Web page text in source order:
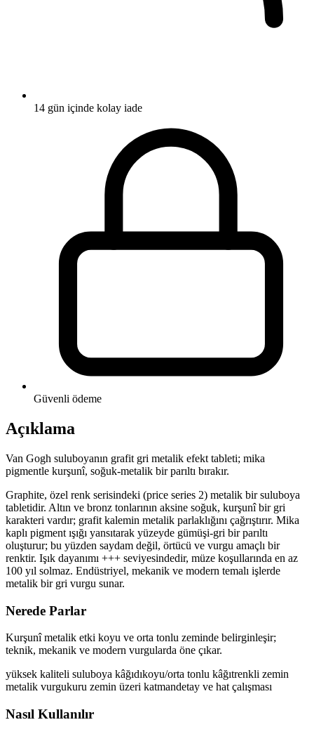
14 gün içinde kolay iade
Güvenli ödeme
Açıklama
Van Gogh suluboyanın grafit gri metalik efekt tableti; mika
pigmentle kurşunî, soğuk-metalik bir parıltı bırakır.
Graphite, özel renk serisindeki (price series 2) metalik bir suluboya
tabletidir. Altın ve bronz tonlarının aksine soğuk, kurşunî bir gri
karakteri vardır; grafit kalemin metalik parlaklığını çağrıştırır. Mika
kaplı pigment ışığı yansıtarak yüzeyde gümüşi-gri bir parıltı
oluşturur; bu yüzden saydam değil, örtücü ve vurgu amaçlı bir
renktir. Işık dayanımı +++ seviyesindedir, müze koşullarında en az
100 yıl solmaz. Endüstriyel, mekanik ve modern temalı işlerde
metalik bir gri vurgu sunar.
Nerede Parlar
Kurşunî metalik etki koyu ve orta tonlu zeminde belirginleşir;
teknik, mekanik ve modern vurgularda öne çıkar.
yüksek kaliteli suluboya kâğıdıkoyu/orta tonlu kâğıtrenkli zemin
metalik vurgukuru zemin üzeri katmandetay ve hat çalışması
Nasıl Kullanılır